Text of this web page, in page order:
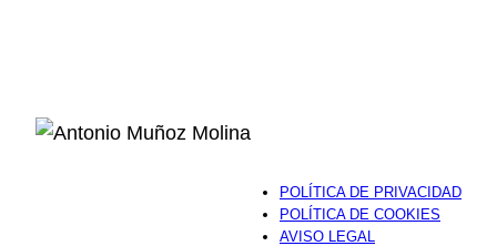
POLÍTICA DE PRIVACIDAD
POLÍTICA DE COOKIES
AVISO LEGAL